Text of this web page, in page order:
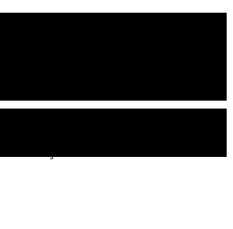
publicerar videokrönikor varje vecka.
samhällsdebattör och entreprenör
varje vecka.